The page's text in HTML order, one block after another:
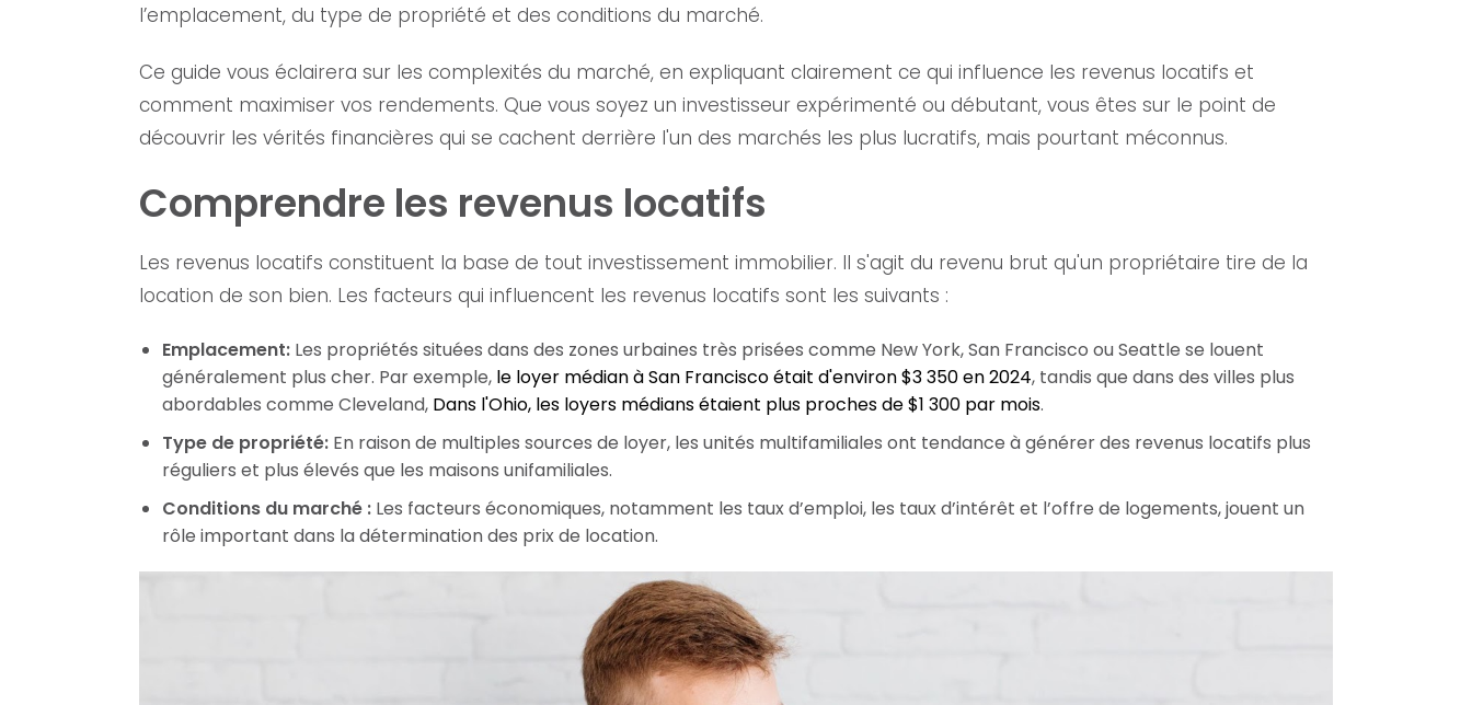
l’emplacement, du type de propriété et des conditions du marché.
Ce guide vous éclairera sur les complexités du marché, en expliquant clairement ce qui influence les revenus locatifs et
comment maximiser vos rendements. Que vous soyez un investisseur expérimenté ou débutant, vous êtes sur le point de
découvrir les vérités financières qui se cachent derrière l'un des marchés les plus lucratifs, mais pourtant méconnus.
Comprendre les revenus locatifs
Les revenus locatifs constituent la base de tout investissement immobilier. Il s'agit du revenu brut qu'un propriétaire tire de la
location de son bien. Les facteurs qui influencent les revenus locatifs sont les suivants :
Emplacement:Les propriétés situées dans des zones urbaines très prisées comme New York, San Francisco ou Seattle se louent
généralement plus cher. Par exemple, le loyer médian à San Francisco était d'environ $3 350 en 2024, tandis que dans des villes plus
abordables comme Cleveland, Dans l'Ohio, les loyers médians étaient plus proches de $1 300 par mois.
Type de propriété:En raison de multiples sources de loyer, les unités multifamiliales ont tendance à générer des revenus locatifs plus
réguliers et plus élevés que les maisons unifamiliales.
Conditions du marché :Les facteurs économiques, notamment les taux d’emploi, les taux d’intérêt et l’offre de logements, jouent un
rôle important dans la détermination des prix de location.